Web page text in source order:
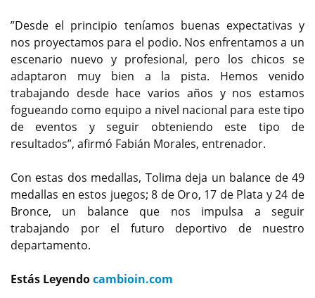
”Desde el principio teníamos buenas expectativas y
nos proyectamos para el podio. Nos enfrentamos a un
escenario nuevo y profesional, pero los chicos se
adaptaron muy bien a la pista. Hemos venido
trabajando desde hace varios años y nos estamos
fogueando como equipo a nivel nacional para este tipo
de eventos y seguir obteniendo este tipo de
resultados”, afirmó Fabián Morales, entrenador.
Con estas dos medallas, Tolima deja un balance de 49
medallas en estos juegos; 8 de Oro, 17 de Plata y 24 de
Bronce, un balance que nos impulsa a seguir
trabajando por el futuro deportivo de nuestro
departamento.
Estás Leyendocambioin.com